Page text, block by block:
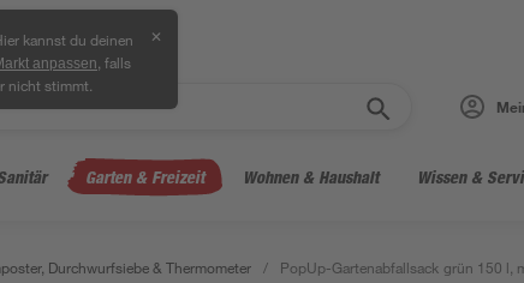
kannst du deinen
anpassen , falls
nicht stimmt.
✕
Garten & Freizeit Wohnen & Haushalt Wissen &
Durchwurfsiebe & Thermometer / PopUp-Gartenabfallsack grün 150 l,